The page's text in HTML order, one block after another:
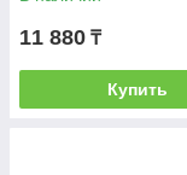
11 880 ₸
Купить